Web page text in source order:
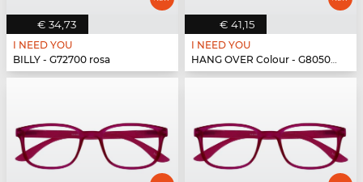
€ 34,73
I NEED YOU
BILLY - G72700 rosa
€ 41,15
I NEED YOU
HANG OVER Colour - G80500 pink